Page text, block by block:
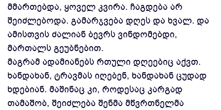
მმართებდა, ყოველ კვირა. ჩაგდება არ
შეიძლებოდა. გამარჯვება დღეს და ხვალ. და
ამისთვის ძალიან ბევრს ვინდომებდი,
მართალს გეუბნებით.
მაგრამ ადამიანებს რთული დღეებიც აქვთ.
ხანდახან, ტრავმას იღებენ, ხანდახან ცუდად
ხდებიან. მაშინაც კი, როდესაც კარგად
თამაშობ, შეიძლება შენმა მწვრთნელმა